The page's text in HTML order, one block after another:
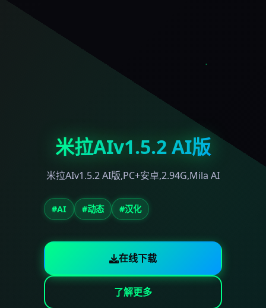
米拉AIv1.5.2 AI版
米拉AIv1.5.2 AI版,PC+安卓,2.94G,Mila AI
#AI #动态 #汉化
在线下载
了解更多